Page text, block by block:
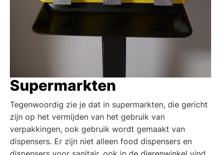
Supermarkten
Tegenwoordig zie je dat in supermarkten, die gericht
zijn op het vermijden van het gebruik van
verpakkingen, ook gebruik wordt gemaakt van
dispensers. Er zijn niet alleen food dispensers en